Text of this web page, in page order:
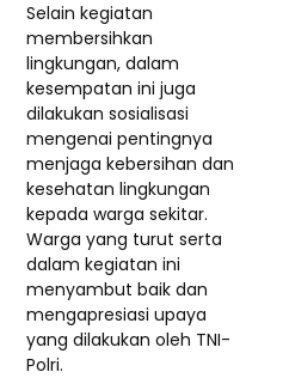
Selain kegiatan
membersihkan
lingkungan, dalam
kesempatan ini juga
dilakukan sosialisasi
mengenai pentingnya
menjaga kebersihan dan
kesehatan lingkungan
kepada warga sekitar.
Warga yang turut serta
dalam kegiatan ini
menyambut baik dan
mengapresiasi upaya
yang dilakukan oleh TNI-
Polri.